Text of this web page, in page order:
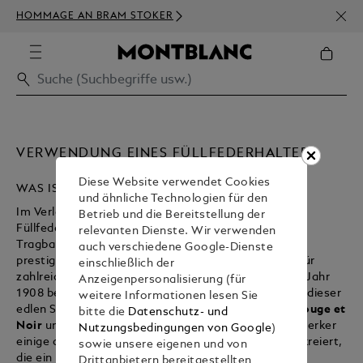
HOMMAGE AN BRAM STOKER
VERWENDUNG EINES FÜLLFEDERHALTERS
WAS IST EIN FÜLLFEDERHALTER?
Im Verlauf des 17. Jahrhunderts entwickelte sich der
Füllfederhalter dank verbesserter Tintenabgabe,
Tragbarkeit und Strapazierfähigkeit zum
prestigeträchtigstenSchreibgerät
. Bis heute ist er für
zahlreiche Menschen das Schreibgerät der Wahl. Im Jahr
1908 begannen wir bei Montblanc mit der Fertigung dieser
edlen Schreibgeräte. Unser erstes Modell war der
Rouge et
Noir und seitdem haben unsere Meisterkunsthandwerker
einige der elegantesten Füllfederhalter aller Zeiten kreiert,
die ein unvergleichliches Schreiberlebnis bieten.
Diese Website verwendet Cookies
und ähnliche Technologien für den
Betrieb und die Bereitstellung der
relevanten Dienste. Wir verwenden
auch verschiedene Google-Dienste
einschließlich der
Anzeigenpersonalisierung (für
weitere Informationen lesen Sie
bitte die
Datenschutz- und
Nutzungsbedingungen von Google)
sowie unsere eigenen und von
Drittanbietern bereitgestellten